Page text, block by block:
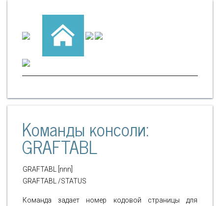
Команды консоли:
GRAFTABL
GRAFTABL [nnn]
GRAFTABL /STATUS
Команда задает номер кодовой страницы для